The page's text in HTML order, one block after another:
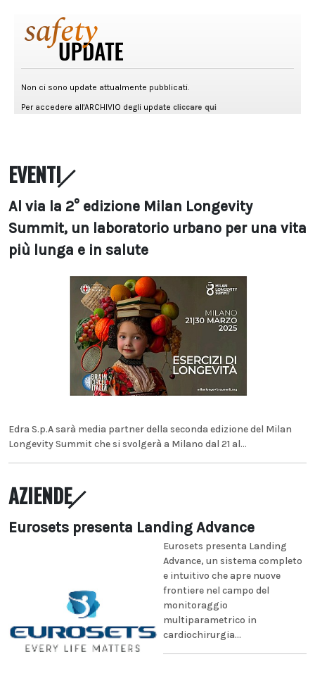
EVENTI
Al via la 2° edizione Milan Longevity
Summit, un laboratorio urbano per una vita
più lunga e in salute
Edra S.p.A sarà media partner della seconda edizione del Milan
Longevity Summit che si svolgerà a Milano dal 21 al...
AZIENDE
Eurosets presenta Landing Advance
Eurosets presenta Landing
Advance, un sistema completo
e intuitivo che apre nuove
frontiere nel campo del
monitoraggio
multiparametrico in
cardiochirurgia...